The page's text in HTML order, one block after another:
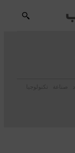
صناعة
تكنولوجيا